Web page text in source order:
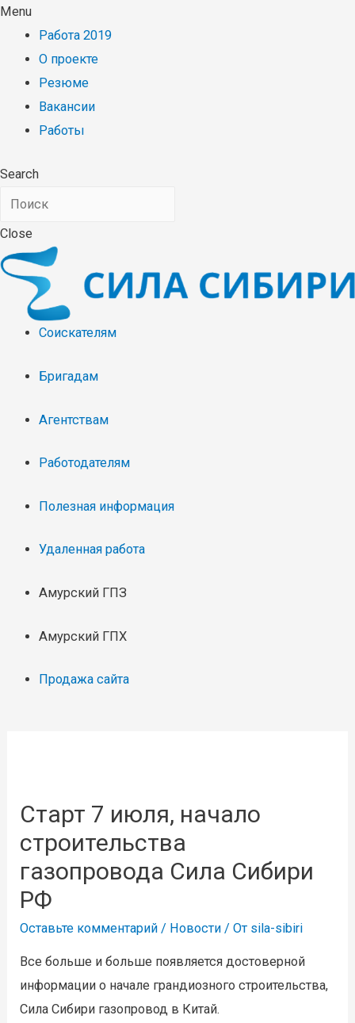
Menu
Работа 2019
О проекте
Резюме
Вакансии
Работы
Search
Close
Соискателям
Бригадам
Агентствам
Работодателям
Полезная информация
Удаленная работа
Амурский ГПЗ
Амурский ГПХ
Продажа сайта
Старт 7 июля, начало
строительства
газопровода Сила Сибири
РФ
Оставьте комментарий / Новости / От sila-sibiri
Все больше и больше появляется достоверной
информации о начале грандиозного строительства,
Сила Сибири газопровод в Китай.